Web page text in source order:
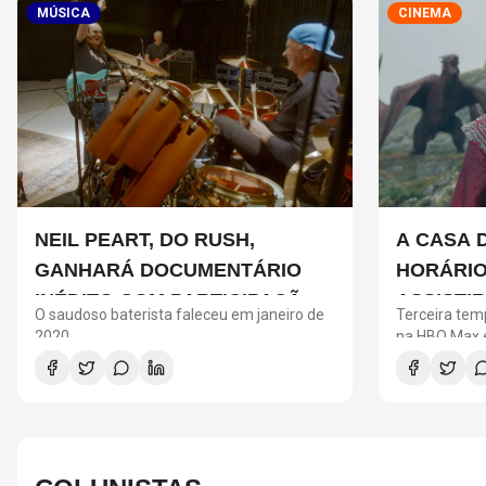
MÚSICA
NEIL PEART, DO RUSH,
GANHARÁ DOCUMENTÁRIO
INÉDITO COM PARTICIPAÇÃO
DE CHAD SMITH, STEWART
COPELAND E DANNY CAREY
O saudoso baterista faleceu em janeiro de
2020
CINEMA
A CASA
NOVA
Terceira
na HBO Max
entre os